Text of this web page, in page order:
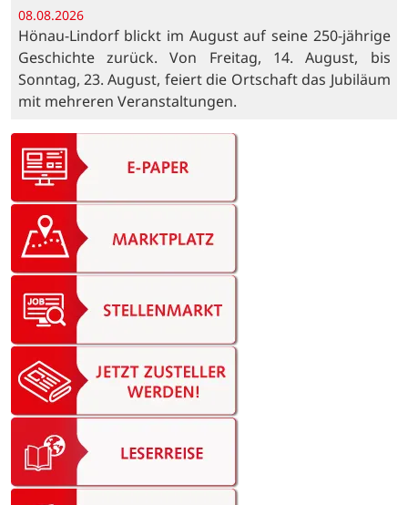
08.08.2026
Hönau-Lindorf blickt im August auf seine 250-jährige
Geschichte zurück. Von Freitag, 14. August, bis
Sonntag, 23. August, feiert die Ortschaft das Jubiläum
mit mehreren Veranstaltungen.